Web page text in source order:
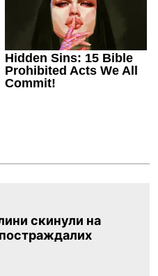
скинули на